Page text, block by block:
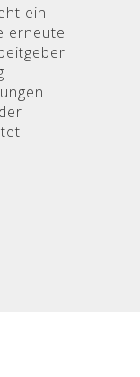
ein
erneute